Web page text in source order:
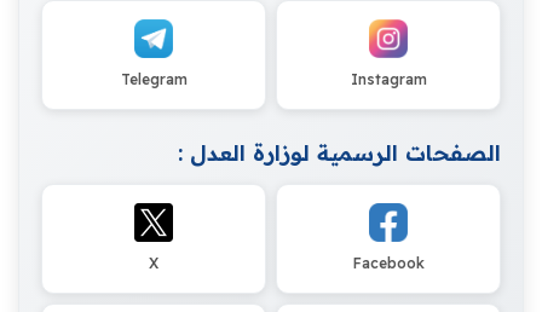
Instagram
Telegram
الصفحات الرسمية لوزارة العدل :
Facebook
X